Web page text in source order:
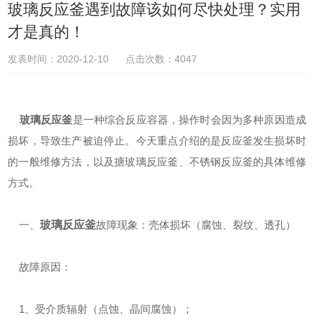
玻璃反应釜遇到故障该如何尽快处理？实用
才是真的！
发表时间：2020-12-10 点击次数：4047
玻璃反应釜是一种综合反应容器，操作时会因为多种原因造成
损坏，导致生产被迫停止。今天重点介绍的是反应釜发生损坏时
的一般维修方法，以及搪玻璃反应釜、不锈钢反应釜的具体维修
方式。
一、玻璃反应釜故障现象：壳体损坏（腐蚀、裂纹、透孔）
故障原因：
1、受介质辐射（点蚀、晶间腐蚀）；